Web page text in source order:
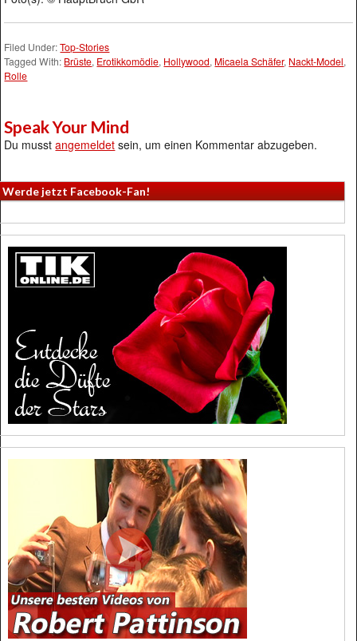
Filed Under:Top-Stories
Tagged With: Brüste, Erotikkomödie, Hollywood, Micaela Schäfer, Nackt-Model,
Rolle
Speak Your Mind
Du musstangemeldet sein, um einen Kommentar abzugeben.
Werde jetzt Facebook-Fan!